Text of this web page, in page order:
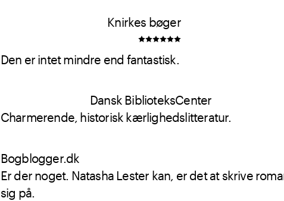
Knirkes bøger
Den er intet mindre end fantastisk.
Dansk BiblioteksCenter
Charmerende, historisk kærlighedslitteratur.
Bogblogger.dk
Er der noget. Natasha Lester kan, er det at skrive
sig på.